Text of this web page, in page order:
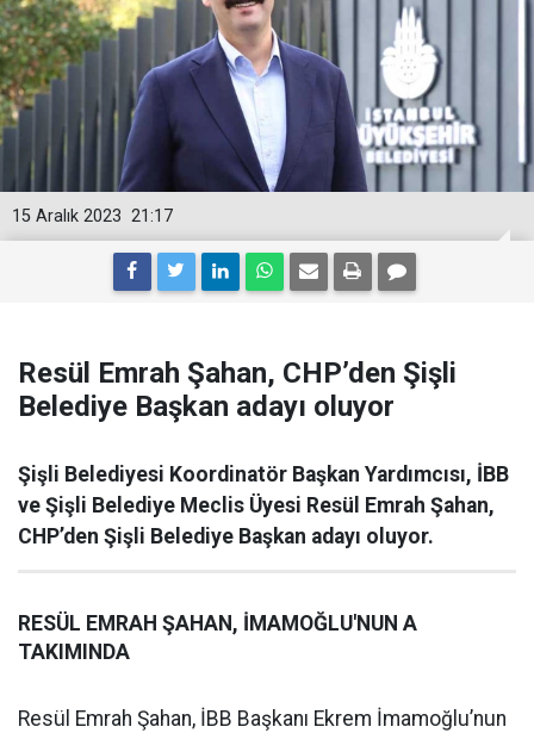
21:17
15 Aralık 2023
Resül Emrah Şahan, CHP’den Şişli
Belediye Başkan adayı oluyor
Şişli Belediyesi Koordinatör Başkan Yardımcısı, İBB
ve Şişli Belediye Meclis Üyesi Resül Emrah Şahan,
CHP’den Şişli Belediye Başkan adayı oluyor.
RESÜL EMRAH ŞAHAN, İMAMOĞLU'NUN A
TAKIMINDA
Resül Emrah Şahan, İBB Başkanı Ekrem İmamoğlu’nun